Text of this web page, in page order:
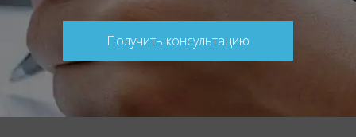
Получить консультацию